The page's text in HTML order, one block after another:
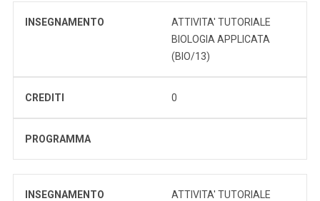
INSEGNAMENTO
ATTIVITA' TUTORIALE
BIOLOGIA APPLICATA
(BIO/13)
CREDITI 0
PROGRAMMA
INSEGNAMENTO
ATTIVITA' TUTORIALE